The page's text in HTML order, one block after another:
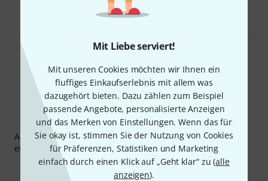
Mit Liebe serviert!
Mit unseren Cookies möchten wir Ihnen ein
fluffiges Einkaufserlebnis mit allem was
dazugehört bieten. Dazu zählen zum Beispiel
passende Angebote, personalisierte Anzeigen
und das Merken von Einstellungen. Wenn das für
Sie okay ist, stimmen Sie der Nutzung von Cookies
für Präferenzen, Statistiken und Marketing
einfach durch einen Klick auf „Geht klar“ zu (alle
anzeigen).
Hilfe & Feedback
Thomann Newsletter
Abonniere den Thomann Newsletter und gewinne mit
etwas Glück einen von50 Gutscheinenüber jeweils
Inspirierende Beiträge
Deals Thomann Insights